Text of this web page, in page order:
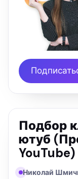
Подбор
ютуб
Николай